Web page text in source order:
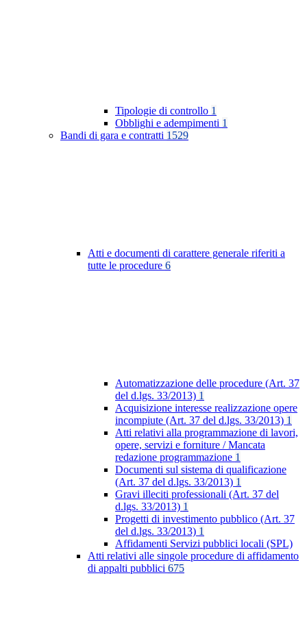
Tipologie di controllo 1
Obblighi e adempimenti 1
Bandi di gara e contratti 1529
Atti e documenti di carattere generale riferiti a
tutte le procedure 6
Automatizzazione delle procedure (Art. 37
del d.lgs. 33/2013) 1
Acquisizione interesse realizzazione opere
incompiute (Art. 37 del d.lgs. 33/2013) 1
Atti relativi alla programmazione di lavori,
opere, servizi e forniture / Mancata
redazione programmazione 1
Documenti sul sistema di qualificazione
(Art. 37 del d.lgs. 33/2013) 1
Gravi illeciti professionali (Art. 37 del
d.lgs. 33/2013) 1
Progetti di investimento pubblico (Art. 37
del d.lgs. 33/2013) 1
Affidamenti Servizi pubblici locali (SPL)
Atti relativi alle singole procedure di affidamento
di appalti pubblici 675